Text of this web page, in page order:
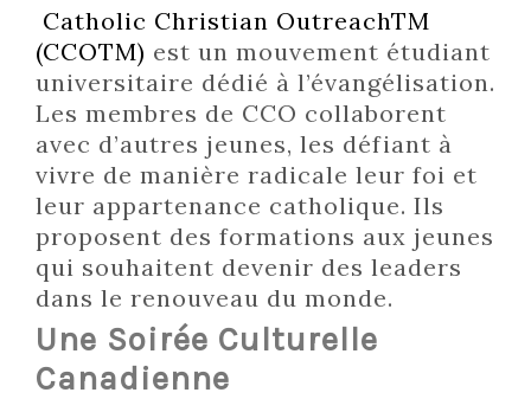
Catholic Christian OutreachTM
(CCOTM) est un mouvement étudiant
universitaire dédié à l’évangélisation.
Les membres de CCO collaborent
avec d’autres jeunes, les défiant à
vivre de manière radicale leur foi et
leur appartenance catholique. Ils
proposent des formations aux jeunes
qui souhaitent devenir des leaders
dans le renouveau du monde.
Une Soirée Culturelle
Canadienne